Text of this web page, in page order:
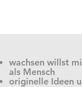
wachsen willst
als Mensch
originelle Ideen